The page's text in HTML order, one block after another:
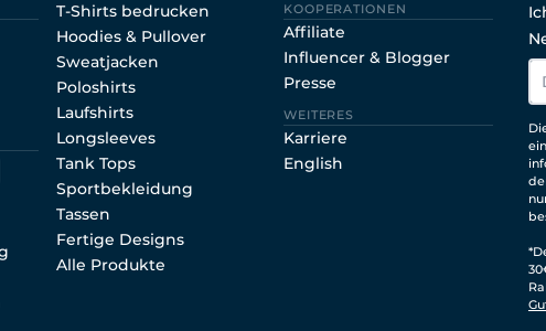
T-Shirts bedrucken
Hoodies & Pullover
Sweatjacken
Poloshirts
Laufshirts
Longsleeves
Tank Tops
Sportbekleidung
Tassen
Fertige Designs
Alle Produkte
KOOPERATIONEN
Affiliate
Influencer & Blogger
Presse
WEITERES
Karriere
English